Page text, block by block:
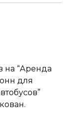
на “Аренда
для